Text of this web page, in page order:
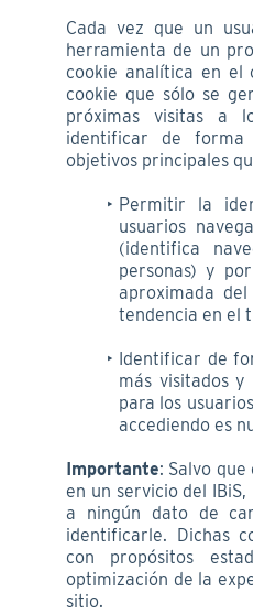
Cada vez que un
herramienta de un
cookie analítica en el
cookie que sólo se
próximas visitas a
identificar de forma
objetivos principales
Permitir la
usuarios
(identifica
personas) y
aproximada
tendencia en el
Identificar de
más visitados
para los
accediendo es
Importante: Salvo
en un servicio del
a ningún dato de
identificarle. Dichas
con propósitos
optimización de la
sitio.